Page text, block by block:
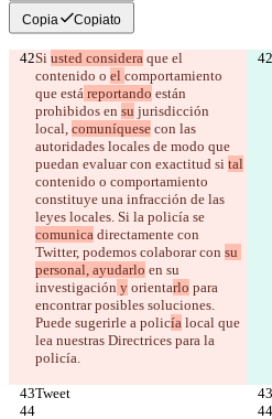
Copia Copiato
Si usted considera que el
contenido o el comportamiento
que está reportando están
prohibidos en su jurisdicción
local, comuníquese con las
autoridades locales de modo que
puedan evaluar con exactitud si tal
contenido o comportamiento
constituye una infracción de las
leyes locales. Si la policía se
comunica directamente con
Twitter, podemos colaborar con su
personal, ayudarlo en su
investigación y orientarlo para
encontrar posibles soluciones.
Puede sugerirle a policía local que
lea nuestras Directrices para la
policía.
Tweet